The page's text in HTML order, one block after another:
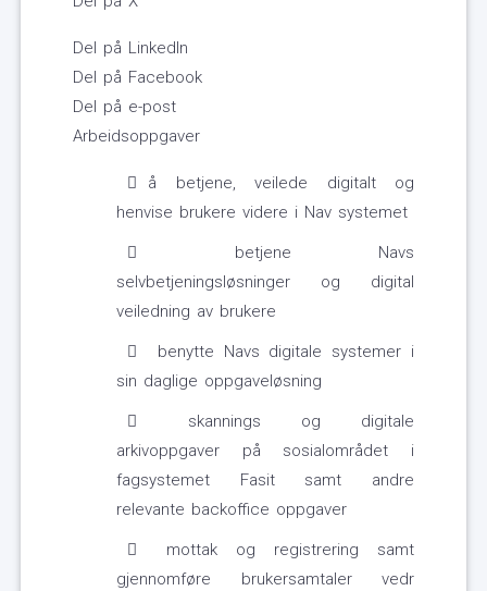
Del på LinkedIn
Del på Facebook
Del på e-post
Arbeidsoppgaver
å betjene, veilede digitalt og
henvise brukere videre i Nav systemet
betjene Navs
selvbetjeningsløsninger og digital
veiledning av brukere
benytte Navs digitale systemer i
sin daglige oppgaveløsning
skannings og digitale
arkivoppgaver på sosialområdet i
fagsystemet Fasit samt andre
relevante backoffice oppgaver
mottak og registrering samt
gjennomføre brukersamtaler vedr